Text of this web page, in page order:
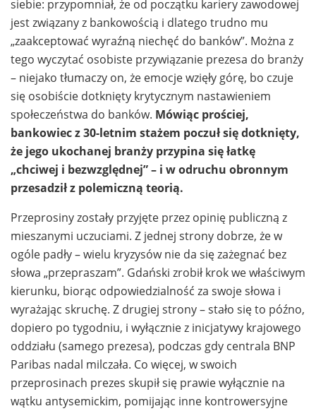
siebie: przypomniał, że od początku kariery zawodowej
jest związany z bankowością i dlatego trudno mu
„zaakceptować wyraźną niechęć do banków”. Można z
tego wyczytać osobiste przywiązanie prezesa do branży
– niejako tłumaczy on, że emocje wzięły górę, bo czuje
się osobiście dotknięty krytycznym nastawieniem
społeczeństwa do banków. Mówiąc prościej,
bankowiec z 30-letnim stażem poczuł się dotknięty,
że jego ukochanej branży przypina się łatkę
„chciwej i bezwzględnej” – i w odruchu obronnym
przesadził z polemiczną teorią.
Przeprosiny zostały przyjęte przez opinię publiczną z
mieszanymi uczuciami. Z jednej strony dobrze, że w
ogóle padły – wielu kryzysów nie da się zażegnać bez
słowa „przepraszam”. Gdański zrobił krok we właściwym
kierunku, biorąc odpowiedzialność za swoje słowa i
wyrażając skruchę. Z drugiej strony – stało się to późno,
dopiero po tygodniu, i wyłącznie z inicjatywy krajowego
oddziału (samego prezesa), podczas gdy centrala BNP
Paribas nadal milczała. Co więcej, w swoich
przeprosinach prezes skupił się prawie wyłącznie na
wątku antysemickim, pomijając inne kontrowersyjne